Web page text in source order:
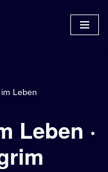
Leben
Leben ·